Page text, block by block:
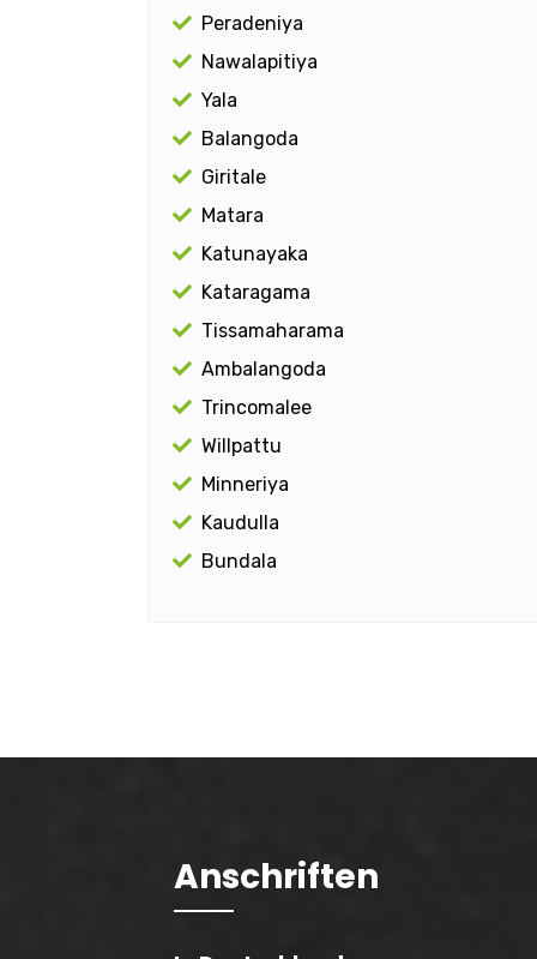
Peradeniya
Nawalapitiya
Yala
Balangoda
Giritale
Matara
Katunayaka
Kataragama
Tissamaharama
Ambalangoda
Trincomalee
Willpattu
Minneriya
Kaudulla
Bundala
Anschriften